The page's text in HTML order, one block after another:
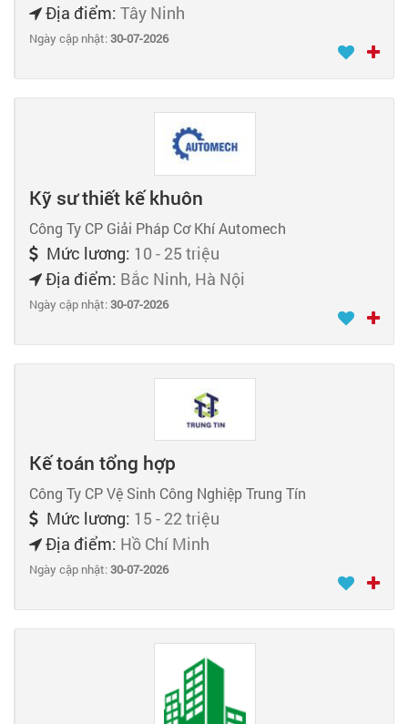
Địa điểm: Tây Ninh
Ngày cập nhật:30-07-2026
Kỹ sư thiết kế khuôn
Công Ty CP Giải Pháp Cơ Khí Automech
Mức lương: 10 - 25 triệu
Địa điểm: Bắc Ninh, Hà Nội
Ngày cập nhật:30-07-2026
Kế toán tổng hợp
Công Ty CP Vệ Sinh Công Nghiệp Trung Tín
Mức lương: 15 - 22 triệu
Địa điểm: Hồ Chí Minh
Ngày cập nhật:30-07-2026